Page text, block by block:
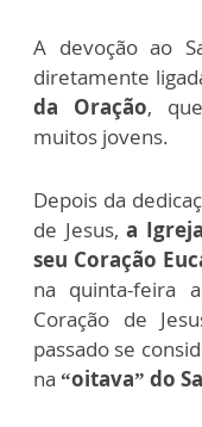
A devoção ao
diretamente
da Oração,
muitos jovens.
Depois da
de Jesus, a
seu Coração
na quinta-feira
Coração de
passado se
na “oitava” do